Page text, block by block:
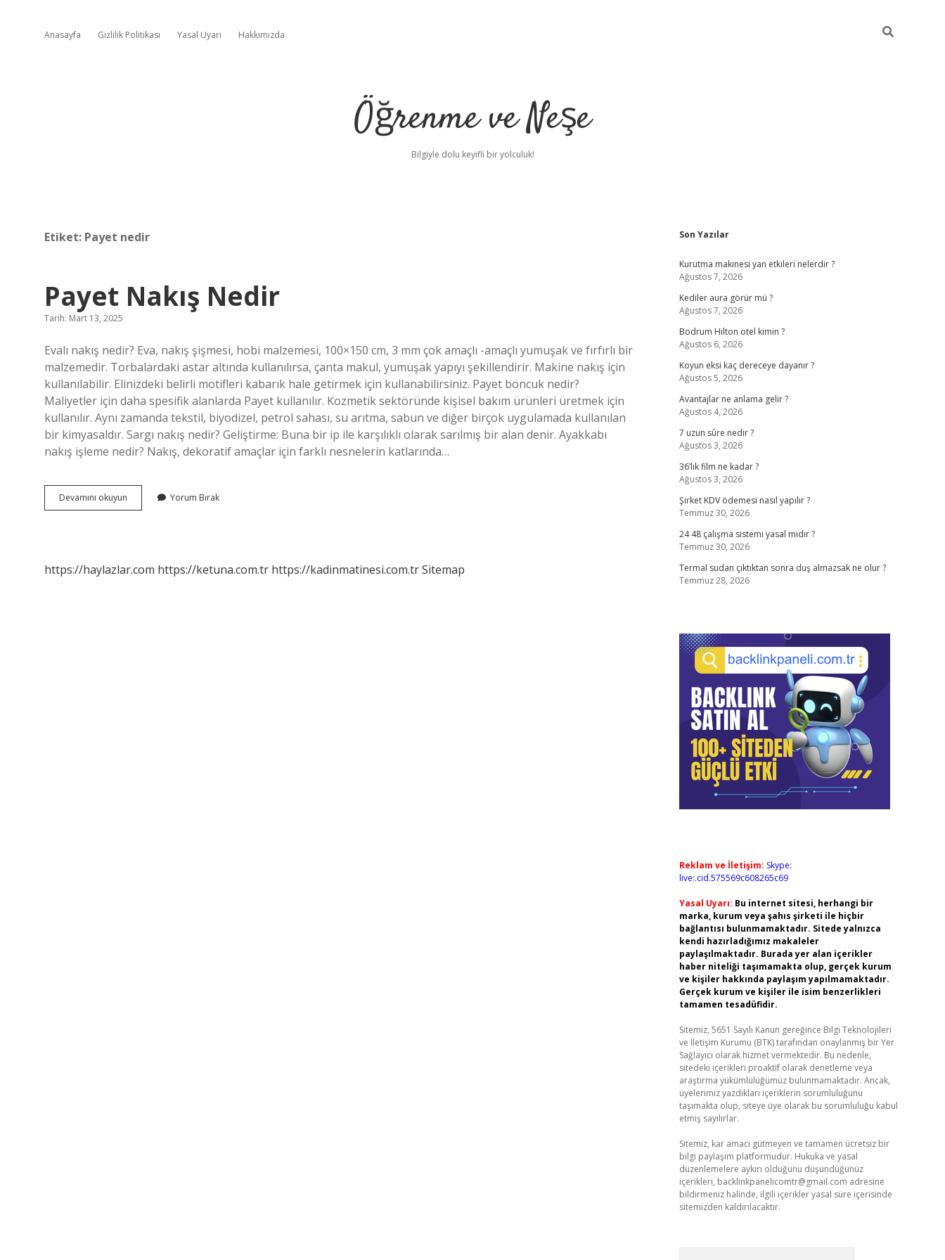
Anasayfa Gizlilik Politikası Yasal Uyarı Hakkımızda
Öğrenme ve Neşe
Bilgiyle dolu keyifli bir yolculuk!
Etiket: Payet nedir
Payet Nakış Nedir
Tarih: Mart 13, 2025
Evalı nakış nedir? Eva, nakış şişmesi, hobi malzemesi, 100×150 cm, 3 mm çok amaçlı -amaçlı yumuşak ve fırfırlı bir
malzemedir. Torbalardaki astar altında kullanılırsa, çanta makul, yumuşak yapıyı şekillendirir. Makine nakış için
kullanılabilir. Elinizdeki belirli motifleri kabarık hale getirmek için kullanabilirsiniz. Payet boncuk nedir?
Maliyetler için daha spesifik alanlarda Payet kullanılır. Kozmetik sektöründe kişisel bakım ürünleri üretmek için
kullanılır. Aynı zamanda tekstil, biyodizel, petrol sahası, su arıtma, sabun ve diğer birçok uygulamada kullanılan
bir kimyasaldır. Sargı nakış nedir? Geliştirme: Buna bir ip ile karşılıklı olarak sarılmış bir alan denir. Ayakkabı
nakış işleme nedir? Nakış, dekoratif amaçlar için farklı nesnelerin katlarında…
Devamını okuyun
Nakış
Yorum Bırak
https://haylazlar.com https://ketuna.com.tr https://kadinmatinesi.com.trSitemap
Sidebar
Son Yazılar
Kurutma makinesi yan etkileri nelerdir ?
Ağustos 7, 2026
Kediler aura görür mü ?
Ağustos 7, 2026
Bodrum Hilton otel kimin ?
Ağustos 6, 2026
Koyun eksi kaç dereceye dayanır ?
Ağustos 5, 2026
Avantajlar ne anlama gelir ?
Ağustos 4, 2026
7 uzun sûre nedir ?
Ağustos 3, 2026
36’lık film ne kadar ?
Ağustos 3, 2026
Şirket KDV ödemesi nasıl yapılır ?
Temmuz 30, 2026
24 48 çalışma sistemi yasal mıdır ?
Temmuz 30, 2026
Termal sudan çıktıktan sonra duş almazsak ne olur ?
Temmuz 28, 2026
Reklam ve İletişim: Skype:
live:.cid.575569c608265c69
Yasal Uyarı: Bu internet sitesi, herhangi bir
marka, kurum veya şahıs şirketi ile hiçbir
bağlantısı bulunmamaktadır. Sitede yalnızca
kendi hazırladığımız makaleler
paylaşılmaktadır. Burada yer alan içerikler
haber niteliği taşımamakta olup, gerçek kurum
ve kişiler hakkında paylaşım yapılmamaktadır.
Gerçek kurum ve kişiler ile isim benzerlikleri
tamamen tesadüfidir.
Sitemiz, 5651 Sayılı Kanun gereğince Bilgi Teknolojileri
ve İletişim Kurumu (BTK) tarafından onaylanmış bir Yer
Sağlayıcı olarak hizmet vermektedir. Bu nedenle,
sitedeki içerikleri proaktif olarak denetleme veya
araştırma yükümlülüğümüz bulunmamaktadır. Ancak,
üyelerimiz yazdıkları içeriklerin sorumluluğunu
taşımakta olup, siteye üye olarak bu sorumluluğu kabul
etmiş sayılırlar.
Sitemiz, kar amacı gütmeyen ve tamamen ücretsiz bir
bilgi paylaşım platformudur. Hukuka ve yasal
düzenlemelere aykırı olduğunu düşündüğünüz
içerikleri, backlinkpanelicomtr@gmail.com adresine
bildirmeniz halinde, ilgili içerikler yasal süre içerisinde
sitemizden kaldırılacaktır.